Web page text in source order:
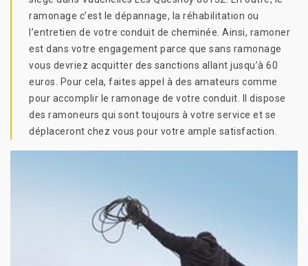
ramonage c’est le dépannage, la réhabilitation ou
l’entretien de votre conduit de cheminée. Ainsi, ramoner
est dans votre engagement parce que sans ramonage
vous devriez acquitter des sanctions allant jusqu’à 60
euros. Pour cela, faites appel à des amateurs comme
pour accomplir le ramonage de votre conduit. Il dispose
des ramoneurs qui sont toujours à votre service et se
déplaceront chez vous pour votre ample satisfaction.